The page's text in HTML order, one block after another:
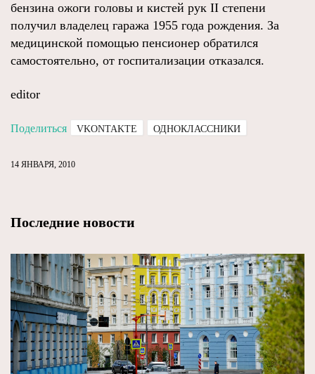
бензина ожоги головы и кистей рук II степени
получил владелец гаража 1955 года рождения. За
медицинской помощью пенсионер обратился
самостоятельно, от госпитализации отказался.
editor
Поделиться VKONTAKTE ОДНОКЛАССНИКИ
14 ЯНВАРЯ, 2010
Последние новости